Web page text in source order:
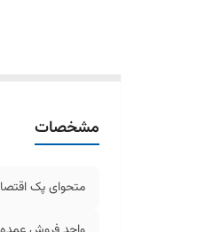
مشخصات
متحوای پک